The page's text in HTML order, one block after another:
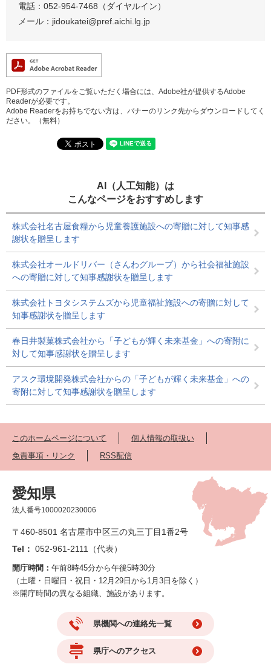
電話：052-954-7468（ダイヤルイン）
メール：jidoukatei@pref.aichi.lg.jp
PDF形式のファイルをご覧いただく場合には、Adobe社が提供するAdobe
Readerが必要です。
Adobe Readerをお持ちでない方は、バナーのリンク先からダウンロードしてく
ださい。（無料）
AI（人工知能）は
こんなページをおすすめします
株式会社名古屋食糧から児童養護施設への寄贈に対して知事感
謝状を贈呈します
株式会社オールドリバー（さんわグループ）から社会福祉施設
への寄贈に対して知事感謝状を贈呈します
株式会社トヨタシステムズから児童福祉施設への寄贈に対して
知事感謝状を贈呈します
春日井製菓株式会社から「子どもが輝く未来基金」への寄附に
対して知事感謝状を贈呈します
アスク環境開発株式会社からの「子どもが輝く未来基金」への
寄附に対して知事感謝状を贈呈します
このホームページについて
個人情報の取扱い
免責事項・リンク
RSS配信
愛知県
法人番号1000020230006
〒460-8501 名古屋市中区三の丸三丁目1番2号
Tel： 052-961-2111（代表）
開庁時間： 午前8時45分から午後5時30分
（土曜・日曜日・祝日・12月29日から1月3日を除く）
※開庁時間の異なる組織、施設があります。
県機関への連絡先一覧
県庁へのアクセス